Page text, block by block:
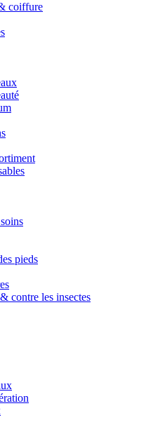
coiffure
pieds
contre les insectes